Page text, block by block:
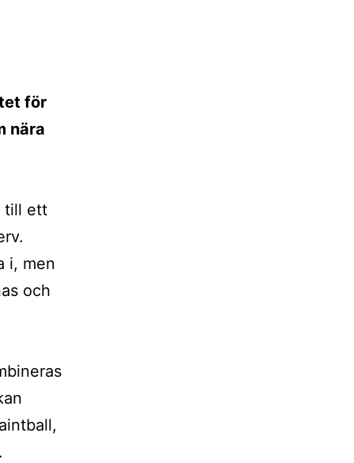
för
nära
till ett
i, men
och